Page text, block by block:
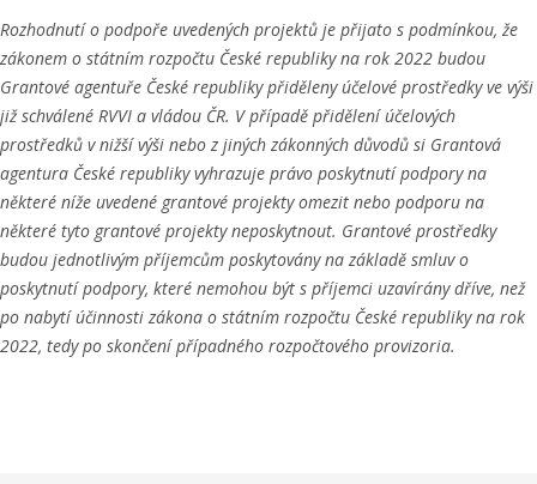
Rozhodnutí o podpoře uvedených projektů je přijato s podmínkou, že
zákonem o státním rozpočtu České republiky na rok 2022 budou
Grantové agentuře České republiky přiděleny účelové prostředky ve výši
již schválené RVVI a vládou ČR. V případě přidělení účelových
prostředků v nižší výši nebo z jiných zákonných důvodů si Grantová
agentura České republiky vyhrazuje právo poskytnutí podpory na
některé níže uvedené grantové projekty omezit nebo podporu na
některé tyto grantové projekty neposkytnout. Grantové prostředky
budou jednotlivým příjemcům poskytovány na základě smluv o
poskytnutí podpory, které nemohou být s příjemci uzavírány dříve, než
po nabytí účinnosti zákona o státním rozpočtu České republiky na rok
2022, tedy po skončení případného rozpočtového provizoria.